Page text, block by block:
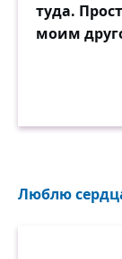
туда.
моим
Люблю